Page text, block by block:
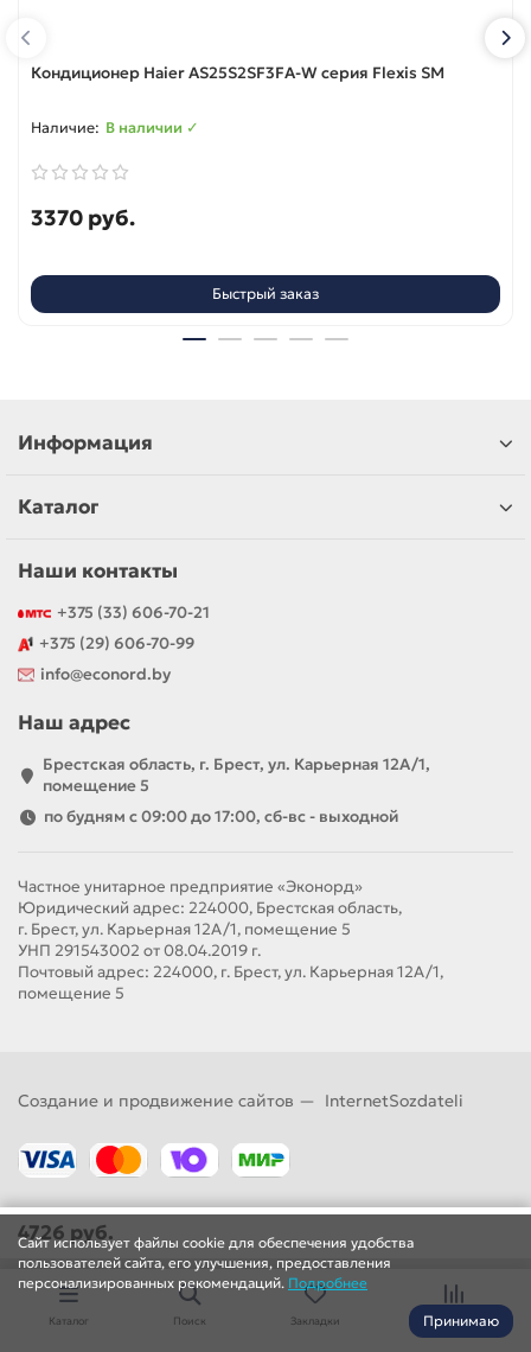
Кондиционер Haier AS25S2SF3FA-W серия Flexis SM
В наличии ✓
3370 руб.
Быстрый заказ
Сайт использует файлы cookie для обеспечения удобства
пользователей сайта, его улучшения, предоставления
персонализированных рекомендаций. Подробнее
Принимаю
Информация
Каталог
Наши контакты
+375 (33) 606-70-21
+375 (29) 606-70-99
info@econord.by
Наш адрес
Брестская область, г. Брест, ул. Карьерная 12А/1,
помещение 5
по будням с 09:00 до 17:00, сб-вс - выходной
Частное унитарное предприятие «Эконорд»
Юридический адрес: 224000, Брестская область,
г. Брест, ул. Карьерная 12А/1, помещение 5
УНП 291543002 от 08.04.2019 г.
Почтовый адрес: 224000, г. Брест, ул. Карьерная 12А/1,
помещение 5
Создание и продвижение сайтов — InternetSozdateli
4726 руб.
Каталог Поиск Закладки Сравнение